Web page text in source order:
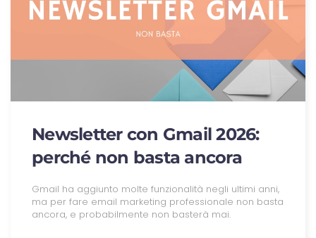
Newsletter con Gmail 2026:
perché non basta ancora
Gmail ha aggiunto molte funzionalità negli ultimi anni,
ma per fare email marketing professionale non basta
ancora, e probabilmente non basterà mai.